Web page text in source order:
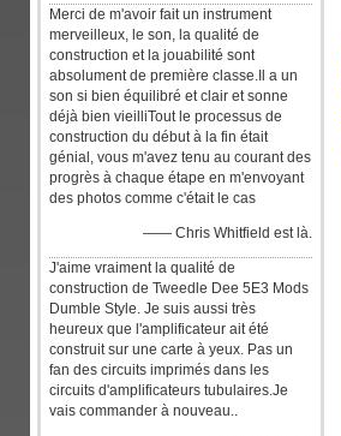
Merci de m'avoir fait un instrument
merveilleux, le son, la qualité de
construction et la jouabilité sont
absolument de première classe.Il a un
son si bien équilibré et clair et sonne
déjà bien vieilliTout le processus de
construction du début à la fin était
génial, vous m'avez tenu au courant des
progrès à chaque étape en m'envoyant
des photos comme c'était le cas
—— Chris Whitfield est là.
J'aime vraiment la qualité de
construction de Tweedle Dee 5E3 Mods
Dumble Style. Je suis aussi très
heureux que l'amplificateur ait été
construit sur une carte à yeux. Pas un
fan des circuits imprimés dans les
circuits d'amplificateurs tubulaires.Je
vais commander à nouveau..